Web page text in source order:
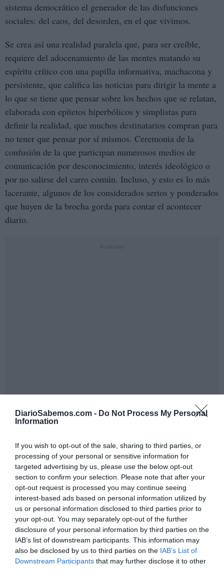
DiarioSabemos.com - Do Not Process My Personal
Information
If you wish to opt-out of the sale, sharing to third parties, or
processing of your personal or sensitive information for
targeted advertising by us, please use the below opt-out
section to confirm your selection. Please note that after your
opt-out request is processed you may continue seeing
interest-based ads based on personal information utilized by
us or personal information disclosed to third parties prior to
your opt-out. You may separately opt-out of the further
disclosure of your personal information by third parties on the
IAB’s list of downstream participants. This information may
also be disclosed by us to third parties on the IAB’s List of
Downstream Participants that may further disclose it to other
sistema democrático el generador de las disfunciones
sociales: del caos, del desorden, en el que vivimos.
Se crea así una realidad paralela que, para ser creíble,
requiere del adocenamiento de las mentes matando su
espíritu crítico con una papilla informativa, machacona y
persistente, que califica las noticias para dirigir la mente a
lo que se tiene que pensar sobre los hechos que se relatan,
elaborada con epítetos hiperbólicos y simplistas para
definir la realidad, que muchos destinatarios compran para
no tener que pensar por sí mismos. Ceremonia de la
confusión de la que participan numerosos medios de
comunicación por desconocimiento, interés ideológico o
por no salirse del carro común. Incluso, y esto es lo más
lacerante, algunos de los considerados serios y ponderados
que huyen de la brocha gorda para contar el acontecer
diario.
Medios que abdican del principio periodístico de que
informar no es dar pábulo a los mensajes que buscan